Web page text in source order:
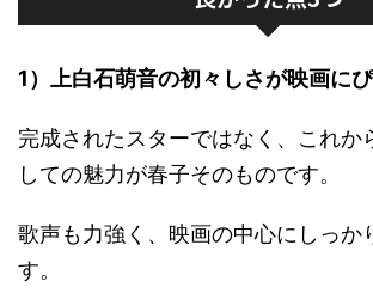
1）上白石萌音の初々しさが映画に
完成されたスターではなく、これか
しての魅力が春子そのものです。
歌声も力強く、映画の中心にしっか
す。